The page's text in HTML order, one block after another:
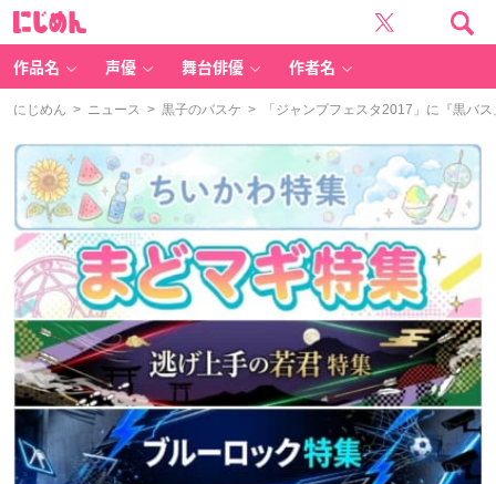
作品名 声優 舞台俳優 作者名
にじめん > ニュース > 黒子のバスケ > 「ジャンプフェスタ2017」に『黒バ